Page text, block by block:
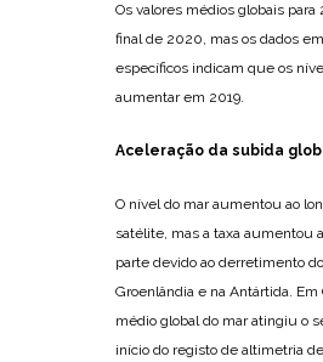
Os valores médios globais
final de 2020, mas os dados
específicos indicam que os
aumentar em 2019.
Aceleração da subida
O nível do mar aumentou ao
satélite, mas a taxa aumentou
parte devido ao derretimento
Groenlândia e na Antártida.
médio global do mar atingiu o
início do registo de altimetria